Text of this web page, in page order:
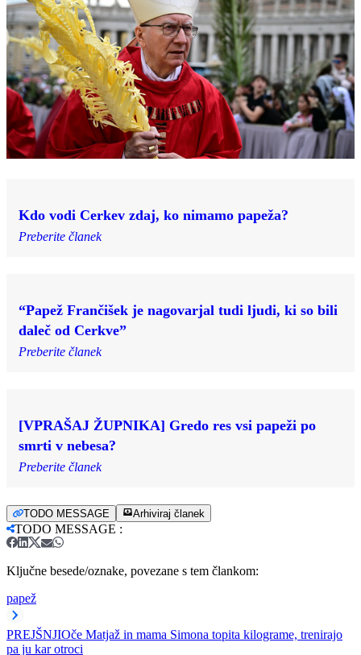
Kdo vodi Cerkev zdaj, ko nimamo papeža?
Preberite članek
“Papež Frančišek je nagovarjal tudi ljudi, ki so bili
daleč od Cerkve”
Preberite članek
[VPRAŠAJ ŽUPNIKA] Gredo res vsi papeži po
smrti v nebesa?
Preberite članek
TODO MESSAGE Arhiviraj članek
TODO MESSAGE :
Ključne besede/oznake, povezane s tem člankom:
papež
PREJŠNJIOče Matjaž in mama Simona topita kilograme, trenirajo
pa ju kar otroci